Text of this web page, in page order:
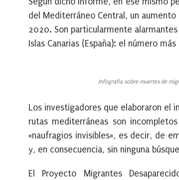
del Mediterráneo Central, un
2020. Son particularmente
Islas Canarias (España): el número
Infografia sobre muertes de
Los investigadores que elaboraron el
rutas mediterráneas son
«naufragios invisibles», es decir, de
y, en consecuencia, sin ninguna
El Proyecto Migrantes